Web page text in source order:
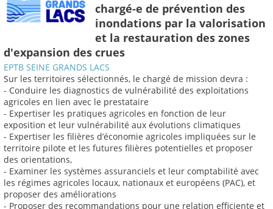
chargé-e de prévention des
inondations par la valorisation
et la restauration des zones
d'expansion des crues
EPTB SEINE GRANDS LACS
Sur les territoires sélectionnés, le chargé de mission devra :
- Conduire les diagnostics de vulnérabilité des exploitations
agricoles en lien avec le prestataire
- Expertiser les pratiques agricoles en fonction de leur
exposition et leur vulnérabilité aux évolutions climatiques
- Expertiser les filières d’économie agricoles impliquées sur le
territoire pilote et les futures filières potentielles et proposer
des orientations,
- Examiner les systèmes assuranciels et leur comptabilité avec
les régimes agricoles locaux, nationaux et européens (PAC), et
proposer des améliorations
- Proposer des recommandations pour une relation efficiente et